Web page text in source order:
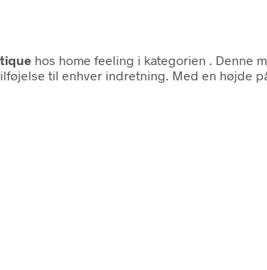
hos home feeling i kategorien
. Denne
til enhver indretning. Med en højde